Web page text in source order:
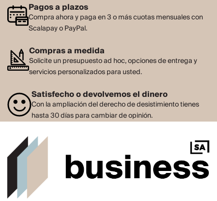
Pagos a plazos
Compra ahora y paga en 3 o más cuotas mensuales con
Scalapay o PayPal.
Compras a medida
Solicite un presupuesto ad hoc, opciones de entrega y
servicios personalizados para usted.
Satisfecho o devolvemos el dinero
Con la ampliación del derecho de desistimiento tienes
hasta 30 días para cambiar de opinión.